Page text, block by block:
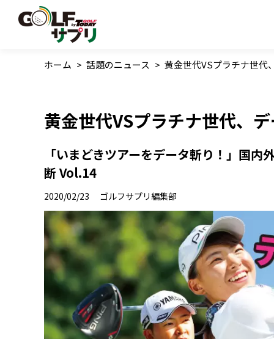
ホーム > 話題のニュース > 黄金世代VSプラチナ世代
黄金世代VSプラチナ世代、
「いまどきツアーをデータ斬り！」国
断 Vol.14
2020/02/23 ゴルフサプリ編集部